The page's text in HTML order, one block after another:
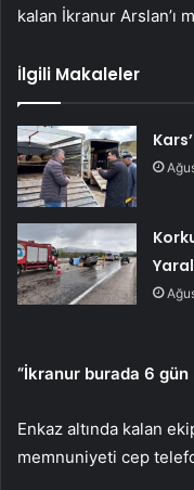
kalan İkranur Arslan’ı
İlgili Makaleler
“İkranur burada 6 gün
Enkaz altında kalan
memnuniyeti cep